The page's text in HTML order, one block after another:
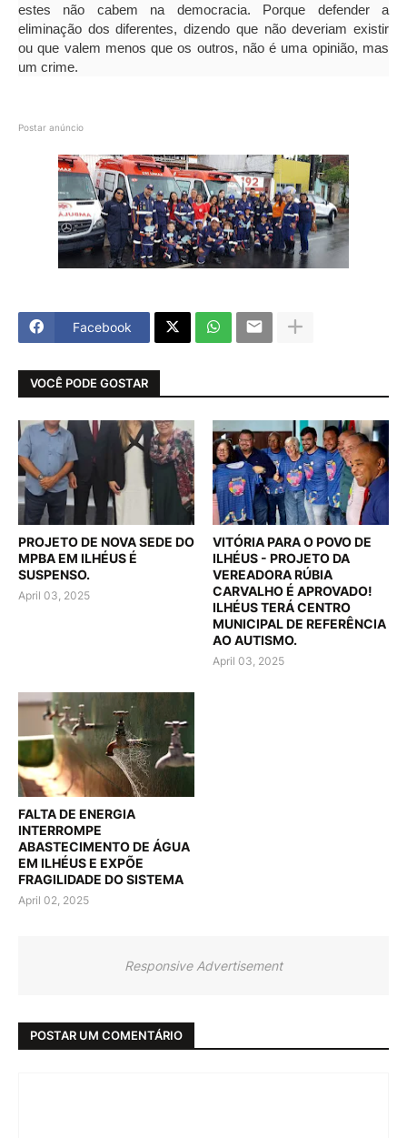
estes não cabem na democracia. Porque defender a
eliminação dos diferentes, dizendo que não deveriam existir
ou que valem menos que os outros, não é uma opinião, mas
um crime.
Postar anúncio
Facebook
VOCÊ PODE GOSTAR
PROJETO DE NOVA SEDE DO
MPBA EM ILHÉUS É
SUSPENSO.
April 03, 2025
VITÓRIA PARA O POVO DE
ILHÉUS - PROJETO DA
VEREADORA RÚBIA
CARVALHO É APROVADO!
ILHÉUS TERÁ CENTRO
MUNICIPAL DE REFERÊNCIA
AO AUTISMO.
April 03, 2025
FALTA DE ENERGIA
INTERROMPE
ABASTECIMENTO DE ÁGUA
EM ILHÉUS E EXPÕE
FRAGILIDADE DO SISTEMA
April 02, 2025
Responsive Advertisement
POSTAR UM COMENTÁRIO